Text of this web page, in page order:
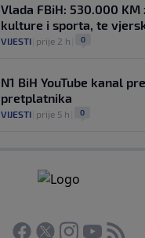
Vlada FBiH: 530.000 KM
kulture i sporta, te
VIJESTI prije 2 h 0
N1 BiH YouTube kanal
pretplatnika
VIJESTI prije 5 h 0